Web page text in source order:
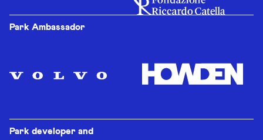
Park Ambassador
Park developer and